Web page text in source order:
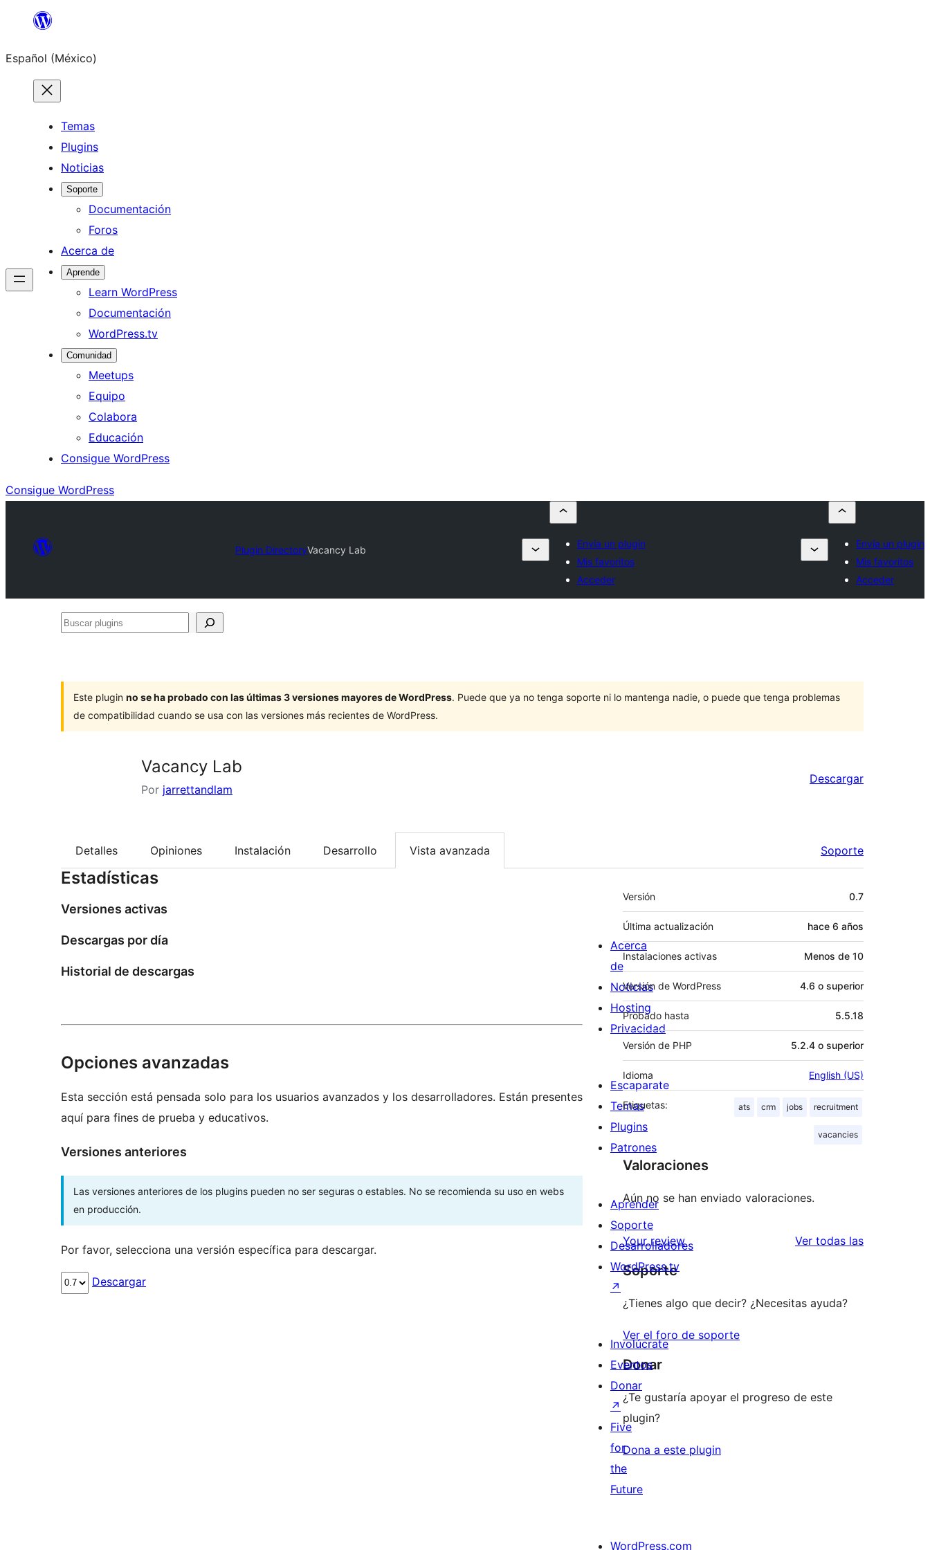
Saltar
contenido
Español (México)
Temas
Plugins
Noticias
Soporte
Documentación
Foros
Acerca de
Aprende
Learn WordPress
Documentación
WordPress.tv
Comunidad
Meetups
Equipo
Colabora
Educación
Consigue WordPress
Consigue WordPress
Plugin DirectoryVacancy Lab
Envía un plugin
Mis favoritos
Acceder
Envía un plugin
Mis favoritos
Acceder
Buscar
Este plugin no se ha probado con las últimas 3 versiones mayores de WordPress. Puede que ya no tenga soporte ni lo mantenga nadie, o puede que tenga problemas
de compatibilidad cuando se usa con las versiones más recientes de WordPress.
Vacancy Lab
Por jarrettandlam
Descargar
Detalles Opiniones Instalación Desarrollo Vista avanzada Soporte
Estadísticas
Versiones activas
Descargas por día
Historial de descargas
Opciones avanzadas
Esta sección está pensada solo para los usuarios avanzados y los desarrolladores. Están presentes
aquí para fines de prueba y educativos.
Versiones anteriores
Las versiones anteriores de los plugins pueden no ser seguras o estables. No se recomienda su uso en webs
en producción.
Por favor, selecciona una versión específica para descargar.
Descargar
Meta
Versión 0.7
Última actualización hace 6 años
Instalaciones activas Menos de 10
Versión de WordPress 4.6 o superior
Probado hasta 5.5.18
Versión de PHP 5.2.4 o superior
Idioma English (US)
Etiquetas: ats crm jobs recruitment
vacancies
Valoraciones
Aún no se han enviado valoraciones.
Your review Ver todas lasvaloraciones
Soporte
¿Tienes algo que decir? ¿Necesitas ayuda?
Ver el foro de soporte
Donar
¿Te gustaría apoyar el progreso de este
plugin?
Dona a este plugin
Acerca
de
Noticias
Hosting
Privacidad
Escaparate
Temas
Plugins
Patrones
Aprender
Soporte
Desarrolladores
WordPress.tv
↗
Involúcrate
Eventos
Donar
↗
Five
for
the
Future
WordPress.com